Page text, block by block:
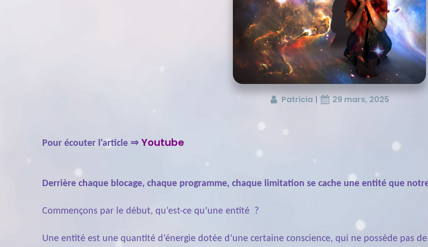
Patricia | 29 mars, 2025
Pour écouter l'article ⇒ Youtube
Derrière chaque blocage, chaque programme, chaque limitation se cache une entité que
Commençons par le début, qu’est-ce qu’une entité ?
Une entité est une quantité d’énergie dotée d’une certaine conscience, qui ne possède pas